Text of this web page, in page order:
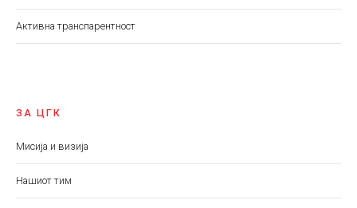
Aктивна транспарентност
ЗА ЦГК
Мисија и визија
Нашиот тим